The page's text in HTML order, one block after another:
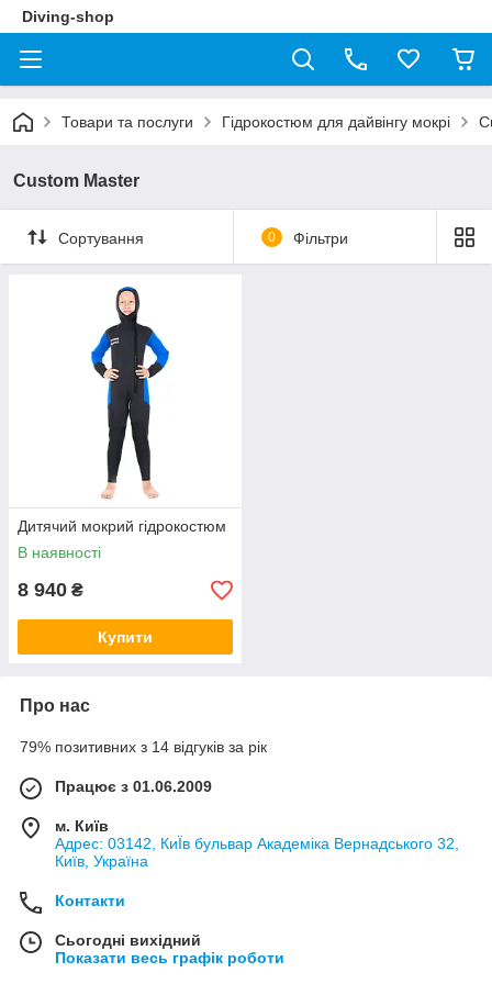
Diving-shop
Товари та послуги Гідрокостюм для дайвінгу мокрі
Custom Master
Сортування 0 Фільтри
Дитячий мокрий гідрокостюм
В наявності
8 940 ₴
Купити
Про нас
79% позитивних з 14 відгуків за рік
Працює з 01.06.2009
м. Київ
Адрес: 03142, КиЇв бульвар Академіка Вернадського 32,
Київ, Україна
Контакти
Сьогодні вихідний
Показати весь графік роботи